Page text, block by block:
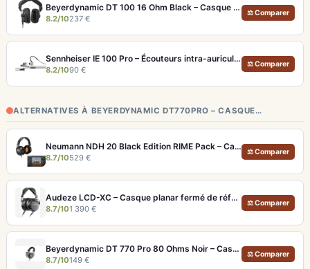
Beyerdynamic DT 100 16 Ohm Black – Casque studio fermé pour monitoring précis
8.2/10237 €
⚖ Comparer
Sennheiser IE 100 Pro – Écouteurs intra-auriculaires transparents pour monitoring live
8.2/1090 €
⚖ Comparer
ALTERNATIVES À BEYERDYNAMIC DT770PRO – CASQUE…
Neumann NDH 20 Black Edition RIME Pack – Casque studio fermé pour monitoring pro et immersion binaurale
8.7/10529 €
⚖ Comparer
Audeze LCD-XC – Casque planar fermé de référence pour studio et audiophile
8.7/101 390 €
⚖ Comparer
Beyerdynamic DT 770 Pro 80 Ohms Noir – Casque studio fermé pour monitoring précis
8.7/10149 €
⚖ Comparer